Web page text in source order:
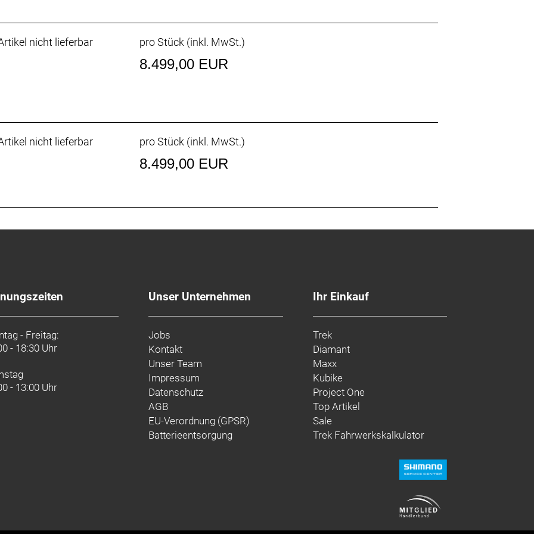
Käfig
hydraulische 4-Kolben-Scheibenbremse // Shimano XT M8220 hydraulische 4-Kolben-
203 mm
3C, EXO+ Karkasse, MAXXGRIP, faltbarer Wulstkern, 29 x 2.50 // Maxxis Minion DHR II,
faltbarer Wulstkern, 29 x 2.50
GRIP X2 Dämpfung, 44 mm Vorlauf, Boost110, 15 mm Kabolt X Achse, 150 mm
langer Käfig
mm Kurbelarmlänge
27,5 mm Rise, 800 mm Breite
0 Grad, 45 mm Länge
nicht lieferbar pro Stück (inkl. MwSt.)
8.499,00 EUR
nicht lieferbar pro Stück (inkl. MwSt.)
8.499,00 EUR
- Freitag:
- 18:30 Uhr
- 13:00 Uhr
Unser Unternehmen
Jobs
Kontakt
Unser Team
Impressum
Datenschutz
AGB
EU-Verordnung (GPSR)
Batterieentsorgung
Ihr Einkauf
Trek
Diamant
Maxx
Kubike
Project One
Top Artikel
Sale
Trek Fahrwerkskalkulator